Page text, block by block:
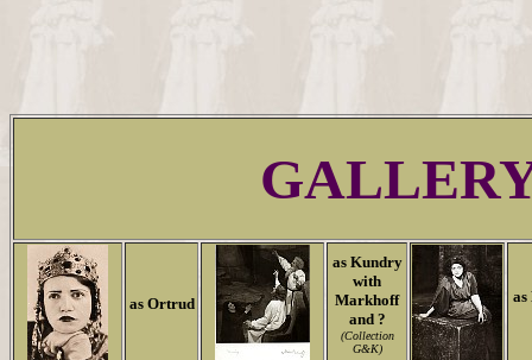
as Ortrud
as Kundry
with
Markhoff
and ?
(Collection
G&K)